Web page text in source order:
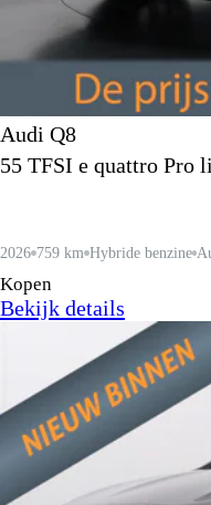
Audi Q8
55 TFSI e quattro Pro
2026 759 km Hybride benzine
Kopen
Bekijk details